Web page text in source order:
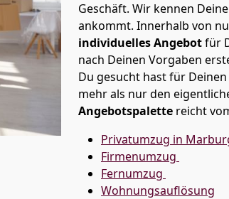
Geschäft. Wir kennen
ankommt. Innerhalb von
individuelles Angebotfür
nach Deinen Vorgaben
Du gesucht hast für
mehr als nur den
Angebotspalette reicht
Privatumzug in
Firmenumzug
Fernumzug
Wohnungsauflösung